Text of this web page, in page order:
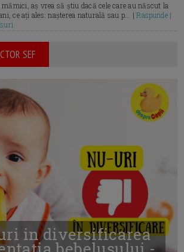
mămici, aș vrea să știu dacă cele care au născut la
ce ați ales: nașterea naturală sau p... |Raspunde |
SEF
in diversificarea